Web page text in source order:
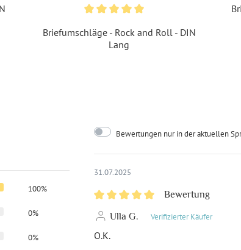
Briefumschläge - Rock and Roll - DIN
Lang
100%
0%
0%
Bewertungen nur in der aktuellen
31.07.2025
Bewertung
Ulla G.
Verifizierter Käufer
O.K.